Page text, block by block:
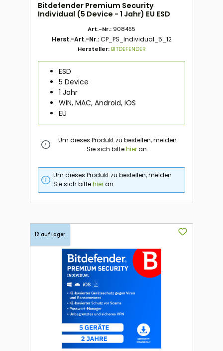
Bitdefender Premium Security
Individual (5 Device - 1 Jahr) EU ESD
Art.-Nr.: 908455
Herst.-Art.-Nr.:CP_PS_Individual_5_12
Hersteller:BITDEFENDER
ESD
5 Device
1 Jahr
WIN, MAC, Android, iOS
EU
Um dieses Produkt zu bestellen, melden
Sie sich bittehieran.
Um dieses Produkt zu bestellen, melden
Sie sich bittehieran.
12 auf Lager